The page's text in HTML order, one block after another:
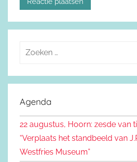
e
e
n
Agenda
22 augustus, Hoorn: zesde van
“Verplaats het standbeeld van
Westfries Museum”